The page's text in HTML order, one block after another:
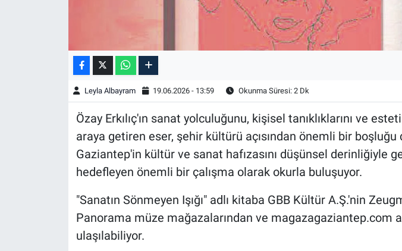
Leyla Albayram 19.06.2026 - 13:59 Okunma Süresi: 2 Dk
Özay Erkılıç'ın sanat yolculuğunu, kişisel tanıklıklarını ve
araya getiren eser, şehir kültürü açısından önemli bir boşluğu
Gaziantep'in kültür ve sanat hafızasını düşünsel derinliğiyle
hedefleyen önemli bir çalışma olarak okurla buluşuyor.
"Sanatın Sönmeyen Işığı" adlı kitaba GBB Kültür A.Ş.'nin
Panorama müze mağazalarından ve magazagaziantep.com
ulaşılabiliyor.